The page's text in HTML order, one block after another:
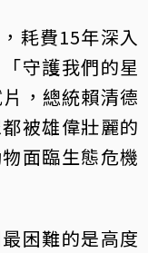
耗費15年深入
守護我們的星
，總統賴清德
被雄偉壯麗的
面臨生態危機
困難的是高度